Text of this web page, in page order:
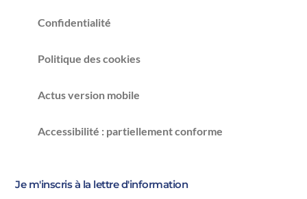
Confidentialité
Politique des cookies
Actus version mobile
Accessibilité : partiellement conforme
Je m'inscris à la lettre d'information